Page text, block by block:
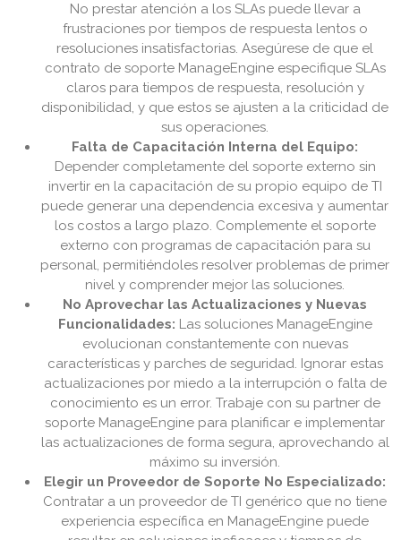
No prestar atención a los SLAs puede llevar a
frustraciones por tiempos de respuesta lentos o
resoluciones insatisfactorias. Asegúrese de que el
contrato de soporte ManageEngine especifique SLAs
claros para tiempos de respuesta, resolución y
disponibilidad, y que estos se ajusten a la criticidad de
sus operaciones.
Falta de Capacitación Interna del Equipo:
Depender completamente del soporte externo sin
invertir en la capacitación de su propio equipo de TI
puede generar una dependencia excesiva y aumentar
los costos a largo plazo. Complemente el soporte
externo con programas de capacitación para su
personal, permitiéndoles resolver problemas de primer
nivel y comprender mejor las soluciones.
No Aprovechar las Actualizaciones y Nuevas
Funcionalidades: Las soluciones ManageEngine
evolucionan constantemente con nuevas
características y parches de seguridad. Ignorar estas
actualizaciones por miedo a la interrupción o falta de
conocimiento es un error. Trabaje con su partner de
soporte ManageEngine para planificar e implementar
las actualizaciones de forma segura, aprovechando al
máximo su inversión.
Elegir un Proveedor de Soporte No Especializado:
Contratar a un proveedor de TI genérico que no tiene
experiencia específica en ManageEngine puede